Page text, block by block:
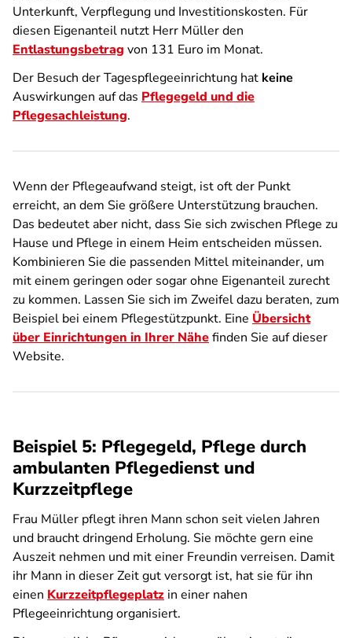
Unterkunft, Verpflegung und Investitionskosten. Für
diesen Eigenanteil nutzt Herr Müller den
Entlastungsbetrag von 131 Euro im Monat.
Der Besuch der Tagespflegeeinrichtung hat keine
Auswirkungen auf das Pflegegeld und die
Pflegesachleistung.
Wenn der Pflegeaufwand steigt, ist oft der Punkt
erreicht, an dem Sie größere Unterstützung brauchen.
Das bedeutet aber nicht, dass Sie sich zwischen Pflege zu
Hause und Pflege in einem Heim entscheiden müssen.
Kombinieren Sie die passenden Mittel miteinander, um
mit einem geringen oder sogar ohne Eigenanteil zurecht
zu kommen. Lassen Sie sich im Zweifel dazu beraten, zum
Beispiel bei einem Pflegestützpunkt. Eine Übersicht
über Einrichtungen in Ihrer Nähefinden Sie auf dieser
Website.
Beispiel 5: Pflegegeld, Pflege durch
ambulanten Pflegedienst und
Kurzzeitpflege
Frau Müller pflegt ihren Mann schon seit vielen Jahren
und braucht dringend Erholung. Sie möchte gern eine
Auszeit nehmen und mit einer Freundin verreisen. Damit
ihr Mann in dieser Zeit gut versorgt ist, hat sie für ihn
einen Kurzzeitpflegeplatz in einer nahen
Pflegeeinrichtung organisiert.